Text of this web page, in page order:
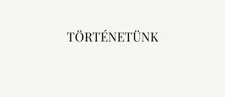
TÖRTÉNETÜNK